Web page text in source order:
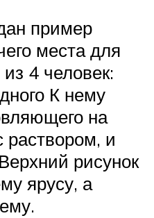
пример
места для
4 человек:
К нему
на
раствором, и
рисунок
ярусу, а